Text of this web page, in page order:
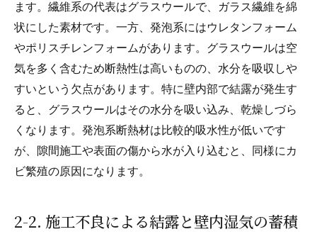
ます。繊維系の代表はグラスウールで、ガラス繊維を綿
状にした素材です。一方、発泡系にはウレタンフォーム
やポリスチレンフォームがあります。グラスウールは空
気を多く含むため断熱性は高いものの、水分を吸収しや
すいという欠点があります。特に壁内部で結露が発生す
ると、グラスウールはその水分を吸い込み、乾燥しづら
くなります。発泡系断熱材は比較的吸水性が低いです
が、隙間施工や表面の傷から水が入り込むと、同様にカ
ビ繁殖の原因になります。
2-2. 施工不良による結露と壁内湿気の蓄積